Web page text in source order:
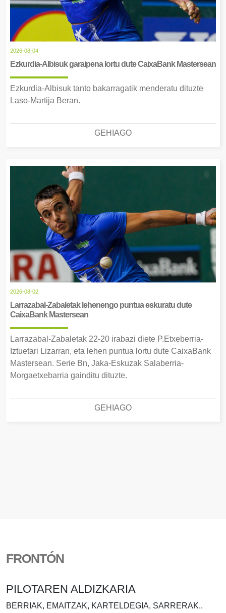
2026-08-04
Ezkurdia-Albisuk garaipena lortu dute CaixaBank Mastersean
Ezkurdia-Albisuk tanto bakarragatik menderatu dituzte
Laso-Martija Beran.
GEHIAGO
2026-08-02
Larrazabal-Zabaletak lehenengo puntua eskuratu dute
CaixaBank Mastersean
Larrazabal-Zabaletak 22-20 irabazi diete P.Etxeberria-
Iztuetari Lizarran, eta lehen puntua lortu dute CaixaBank
Mastersean. Serie Bn, Jaka-Eskuzak Salaberria-
Morgaetxebarria gainditu dituzte.
GEHIAGO
FRONTÓN
PILOTAREN ALDIZKARIA
BERRIAK, EMAITZAK, KARTELDEGIA, SARRERAK..